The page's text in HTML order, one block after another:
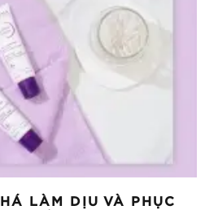
LÀM DỊU VÀ PHỤC